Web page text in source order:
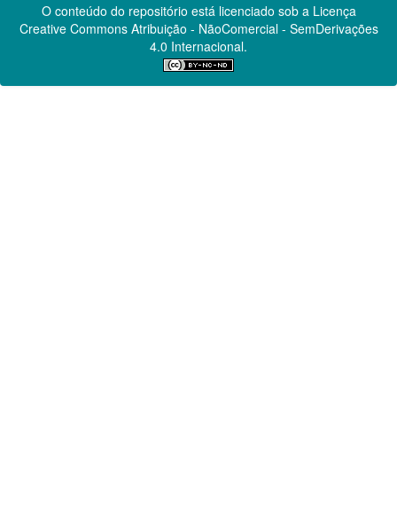
O conteúdo do repositório está licenciado sob a Licença
Creative CommonsAtribuição - NãoComercial - SemDerivações
4.0 Internacional.